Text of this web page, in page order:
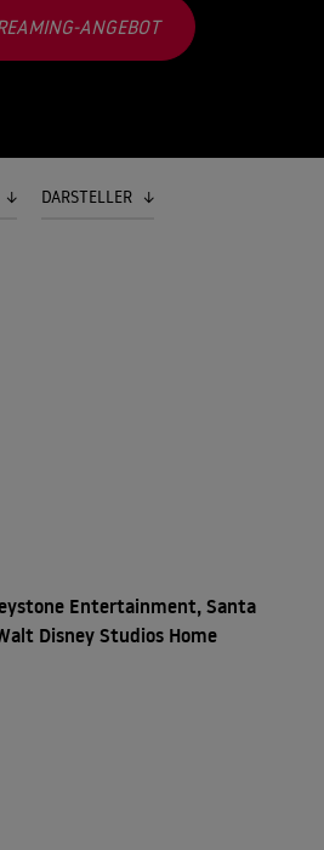
ANGEBOT
DARSTELLER
Entertainment, Santa
Disney Studios Home